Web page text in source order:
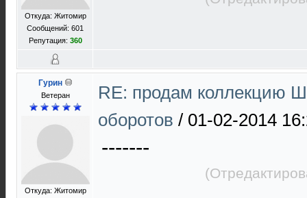
Откуда: Житомир
Сообщений: 601
Репутация: 360
Гурин
Ветеран
Откуда: Житомир
RE: продам коллекцию
оборотов / 01-02-2014
-------